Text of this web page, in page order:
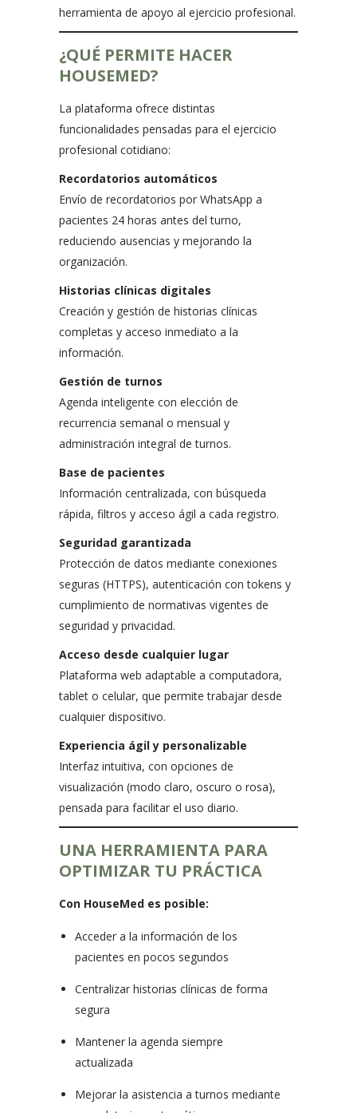
herramienta de apoyo al ejercicio profesional.
¿QUÉ PERMITE HACER
HOUSEMED?
La plataforma ofrece distintas
funcionalidades pensadas para el ejercicio
profesional cotidiano:
Recordatorios automáticos
Envío de recordatorios por WhatsApp a
pacientes 24 horas antes del turno,
reduciendo ausencias y mejorando la
organización.
Historias clínicas digitales
Creación y gestión de historias clínicas
completas y acceso inmediato a la
información.
Gestión de turnos
Agenda inteligente con elección de
recurrencia semanal o mensual y
administración integral de turnos.
Base de pacientes
Información centralizada, con búsqueda
rápida, filtros y acceso ágil a cada registro.
Seguridad garantizada
Protección de datos mediante conexiones
seguras (HTTPS), autenticación con tokens y
cumplimiento de normativas vigentes de
seguridad y privacidad.
Acceso desde cualquier lugar
Plataforma web adaptable a computadora,
tablet o celular, que permite trabajar desde
cualquier dispositivo.
Experiencia ágil y personalizable
Interfaz intuitiva, con opciones de
visualización (modo claro, oscuro o rosa),
pensada para facilitar el uso diario.
UNA HERRAMIENTA PARA
OPTIMIZAR TU PRÁCTICA
Con HouseMed es posible:
Acceder a la información de los
pacientes en pocos segundos
Centralizar historias clínicas de forma
segura
Mantener la agenda siempre
actualizada
Mejorar la asistencia a turnos mediante